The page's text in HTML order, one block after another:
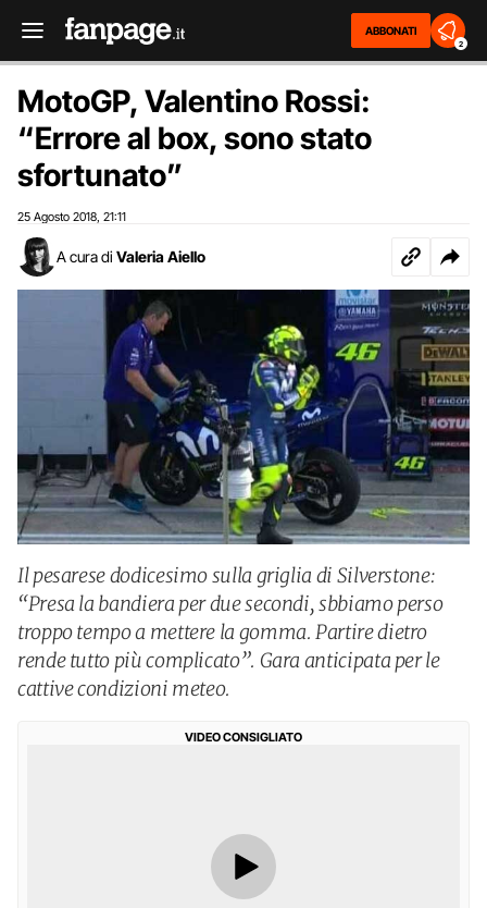
ABBONATI
2
MotoGP, Valentino Rossi:
“Errore al box, sono stato
sfortunato”
25 Agosto 2018 21:11
A cura di Valeria Aiello
Il pesarese dodicesimo sulla griglia di Silverstone:
“Presa la bandiera per due secondi, sbbiamo perso
troppo tempo a mettere la gomma. Partire dietro
rende tutto più complicato”. Gara anticipata per le
cattive condizioni meteo.
VIDEO CONSIGLIATO